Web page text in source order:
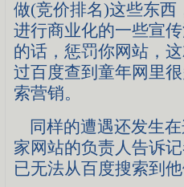
做(竞价排名)这些东西
进行商业化的一些宣
的话，惩罚你网站，
过百度查到童年网里
索营销。
同样的遭遇还发生在
家网站的负责人告诉
已无法从百度搜索到他